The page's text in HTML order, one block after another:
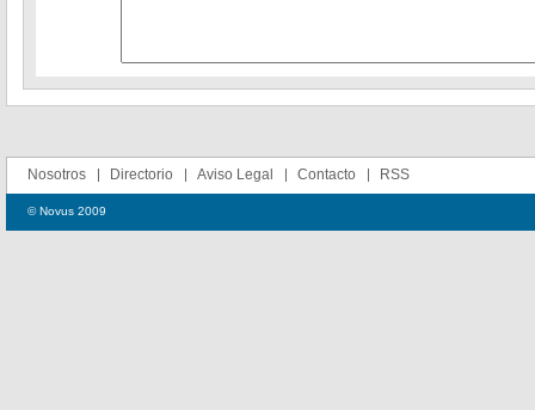
Nosotros Directorio Aviso Legal Contacto RSS
© Novus 2009